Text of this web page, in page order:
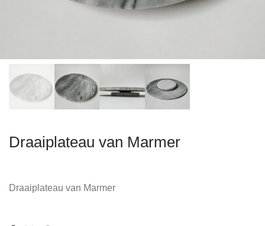
Draaiplateau van Marmer
Draaiplateau van Marmer